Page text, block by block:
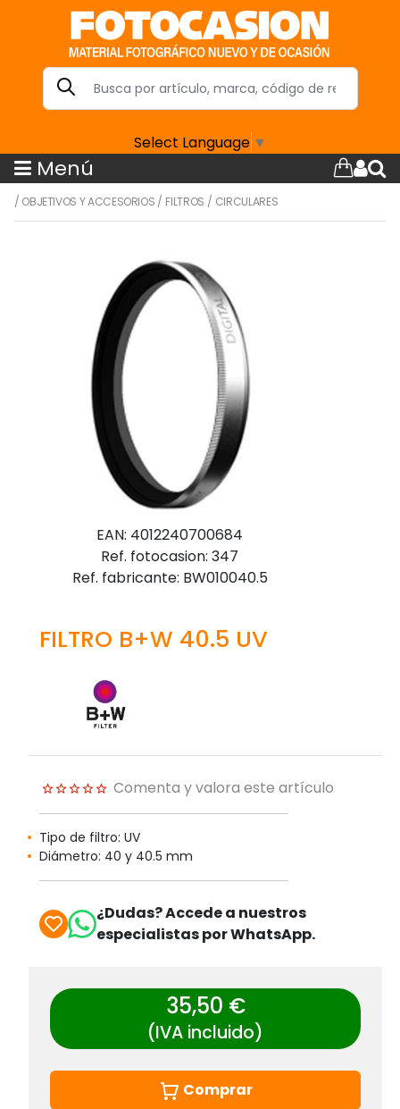
Select Language ▼
Menú
/ OBJETIVOS Y ACCESORIOS / FILTROS / CIRCULARES
EAN: 4012240700684
Ref. fotocasion: 347
Ref. fabricante: BW010040.5
FILTRO B+W 40.5 UV
Comenta y valora este artículo
Tipo de filtro: UV
Diámetro: 40 y 40.5 mm
¿Dudas? Accede a nuestros
especialistas por WhatsApp.
35,50 €
(IVA incluido)
Comprar